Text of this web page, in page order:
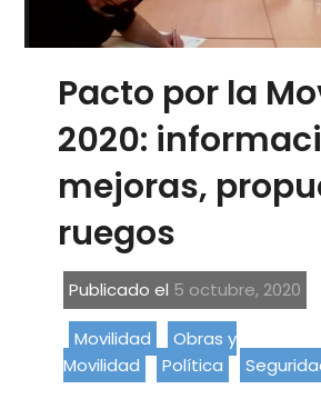
Pacto por la
2020:
mejoras,
ruegos
Publicado el 5 octubre, 2020
Movilidad
Obras y
Movilidad
Política